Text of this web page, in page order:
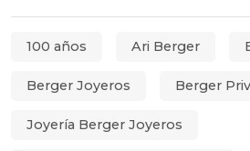
100 años Ari Berger
Berger Joyeros Berger
Joyería Berger Joyeros